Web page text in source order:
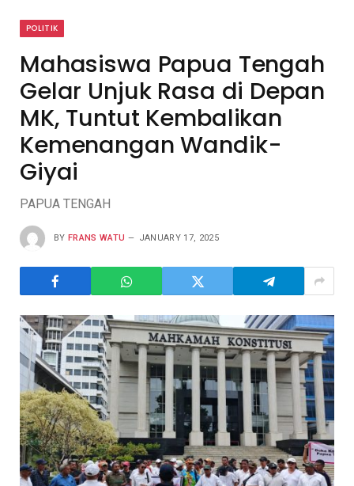
POLITIK
Mahasiswa Papua Tengah
Gelar Unjuk Rasa di Depan
MK, Tuntut Kembalikan
Kemenangan Wandik-
Giyai
PAPUA TENGAH
BY FRANS WATU JANUARY 17, 2025